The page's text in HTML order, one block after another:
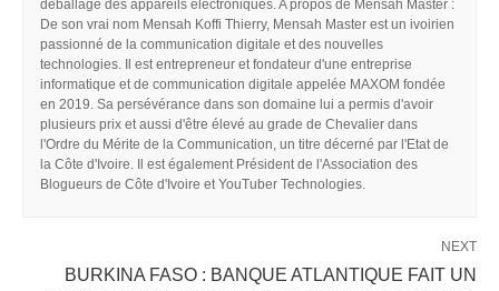
déballage des appareils électroniques. A propos de Mensah Master :
De son vrai nom Mensah Koffi Thierry, Mensah Master est un ivoirien
passionné de la communication digitale et des nouvelles
technologies. Il est entrepreneur et fondateur d'une entreprise
informatique et de communication digitale appelée MAXOM fondée
en 2019. Sa persévérance dans son domaine lui a permis d'avoir
plusieurs prix et aussi d'être élevé au grade de Chevalier dans
l'Ordre du Mérite de la Communication, un titre décerné par l'Etat de
la Côte d'Ivoire. Il est également Président de l'Association des
Blogueurs de Côte d'Ivoire et YouTuber Technologies.
NEXT
BURKINA FASO : BANQUE ATLANTIQUE FAIT UN